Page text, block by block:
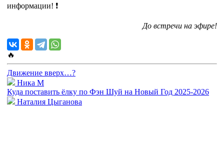
информации! ❗
До встречи на эфире!
🔥
Движение вверх…?
Ника М
Куда поставить ёлку по Фэн Шуй на Новый Год 2025-2026
Наталия Цыганова